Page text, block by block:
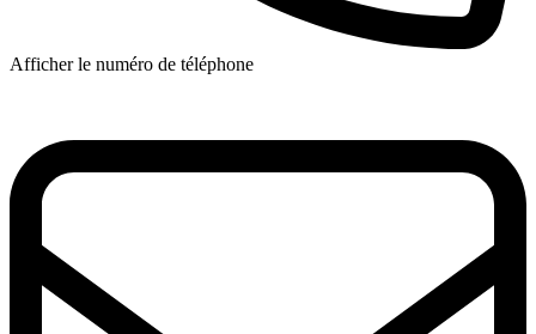
Afficher le numéro de téléphone